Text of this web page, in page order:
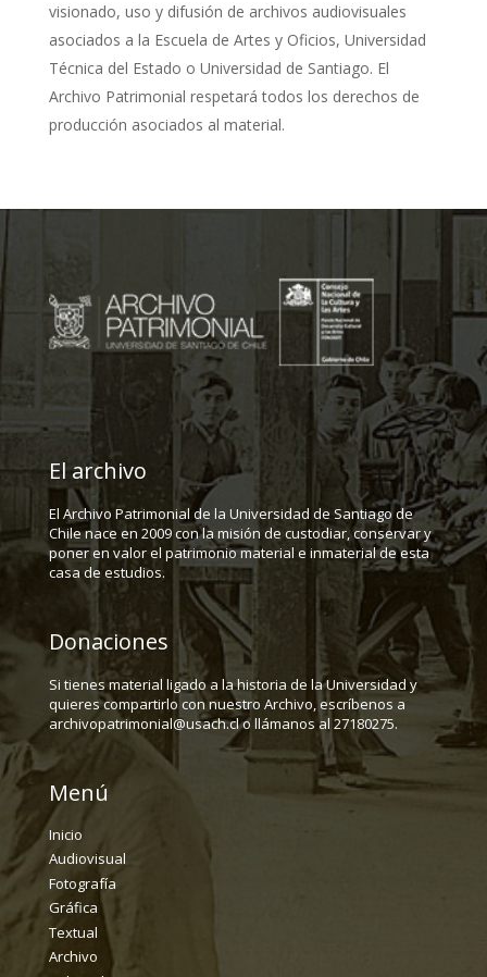
visionado, uso y difusión de archivos audiovisuales
asociados a la Escuela de Artes y Oficios, Universidad
Técnica del Estado o Universidad de Santiago. El
Archivo Patrimonial respetará todos los derechos de
producción asociados al material.
El archivo
El Archivo Patrimonial de la Universidad de Santiago de
Chile nace en 2009 con la misión de custodiar, conservar y
poner en valor el patrimonio material e inmaterial de esta
casa de estudios.
Donaciones
Si tienes material ligado a la historia de la Universidad y
quieres compartirlo con nuestro Archivo, escríbenos a
archivopatrimonial@usach.cl o llámanos al 27180275.
Menú
Inicio
Audiovisual
Fotografía
Gráfica
Textual
Archivo